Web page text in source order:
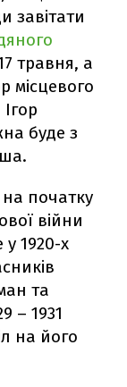
завітати
травня, а
місцевого
буде з
початку
війни
1920-х
та
– 1931
на його